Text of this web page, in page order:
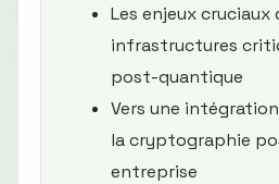
Les enjeux cruciaux
infrastructures
post-quantique
Vers une
la cryptographie
entreprise